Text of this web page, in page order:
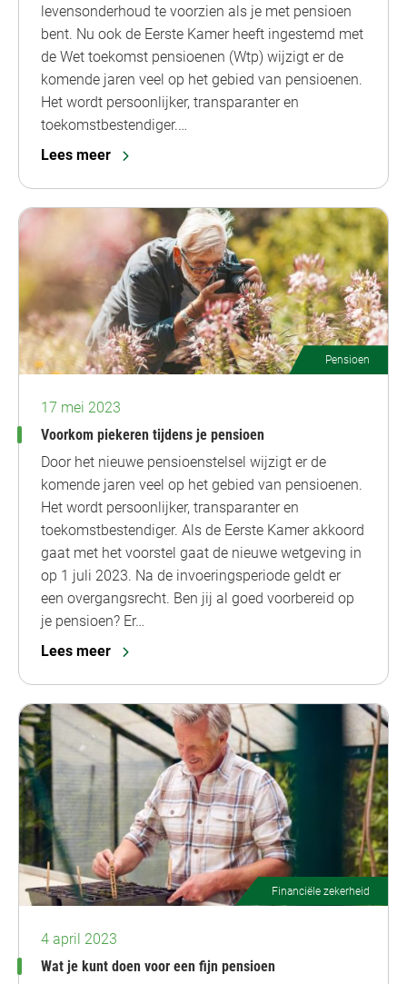
levensonderhoud te voorzien als je met pensioen
bent. Nu ook de Eerste Kamer heeft ingestemd met
de Wet toekomst pensioenen (Wtp) wijzigt er de
komende jaren veel op het gebied van pensioenen.
Het wordt persoonlijker, transparanter en
toekomstbestendiger.…
Lees meer
Pensioen
17 mei 2023
Voorkom piekeren tijdens je pensioen
Door het nieuwe pensioenstelsel wijzigt er de
komende jaren veel op het gebied van pensioenen.
Het wordt persoonlijker, transparanter en
toekomstbestendiger. Als de Eerste Kamer akkoord
gaat met het voorstel gaat de nieuwe wetgeving in
op 1 juli 2023. Na de invoeringsperiode geldt er
een overgangsrecht. Ben jij al goed voorbereid op
je pensioen? Er…
Lees meer
Financiële zekerheid
4 april 2023
Wat je kunt doen voor een fijn pensioen